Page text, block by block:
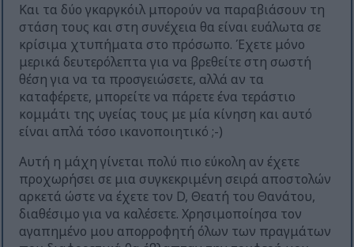
Και τα δύο γκαργκόιλ μπορούν να παραβιάσουν τη
στάση τους και στη συνέχεια θα είναι ευάλωτα σε
κρίσιμα χτυπήματα στο πρόσωπο. Έχετε μόνο
μερικά δευτερόλεπτα για να βρεθείτε στη σωστή
θέση για να τα προσγειώσετε, αλλά αν τα
καταφέρετε, μπορείτε να πάρετε ένα τεράστιο
κομμάτι της υγείας τους με μία κίνηση και αυτό
είναι απλά τόσο ικανοποιητικό ;-)
Αυτή η μάχη γίνεται πολύ πιο εύκολη αν έχετε
προχωρήσει σε μια συγκεκριμένη σειρά αποστολών
αρκετά ώστε να έχετε τον D, Θεατή του Θανάτου,
διαθέσιμο για να καλέσετε. Χρησιμοποίησα τον
αγαπημένο μου απορροφητή όλων των πραγμάτων